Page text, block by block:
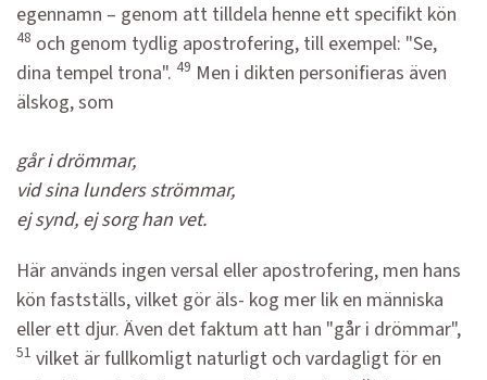
egennamn – genom att tilldela henne ett specifikt kön
48 och genom tydlig apostrofering, till exempel: "Se,
dina tempel trona". 49 Men i dikten personifieras även
älskog, som
går i drömmar,
vid sina lunders strömmar,
ej synd, ej sorg han vet.
Här används ingen versal eller apostrofering, men hans
kön fastställs, vilket gör äls- kog mer lik en människa
eller ett djur. Även det faktum att han "går i drömmar",
51 vilket är fullkomligt naturligt och vardagligt för en